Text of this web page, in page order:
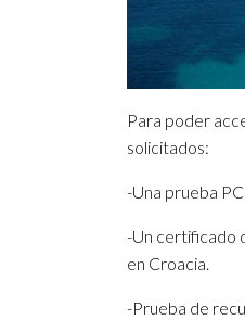
Para poder
solicitados:
-Una prueba
-Un certificado
en Croacia.
-Prueba de